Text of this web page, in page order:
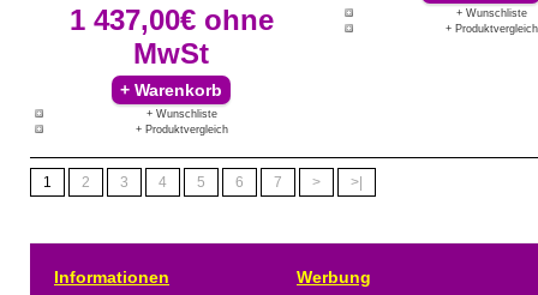
1 437,00€ ohne
MwSt
+ Wunschliste
+ Produktvergleich
+ Wunschliste
+ Produktvergleich
1 2 3 4 5 6 7 > >|
Informationen Werbung